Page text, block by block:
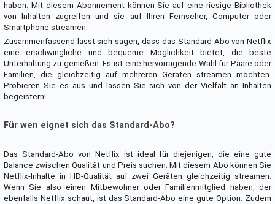
haben. Mit diesem Abonnement können Sie auf eine riesige Bibliothek
von Inhalten zugreifen und sie auf Ihren Fernseher, Computer oder
Smartphone streamen.
Zusammenfassend lässt sich sagen, dass das Standard-Abo von Netflix
eine erschwingliche und bequeme Möglichkeit bietet, die beste
Unterhaltung zu genießen. Es ist eine hervorragende Wahl für Paare oder
Familien, die gleichzeitig auf mehreren Geräten streamen möchten.
Probieren Sie es aus und lassen Sie sich von der Vielfalt an Inhalten
begeistern!
Für wen eignet sich das Standard-Abo?
Das Standard-Abo von Netflix ist ideal für diejenigen, die eine gute
Balance zwischen Qualität und Preis suchen. Mit diesem Abo können Sie
Netflix-Inhalte in HD-Qualität auf zwei Geräten gleichzeitig streamen.
Wenn Sie also einen Mitbewohner oder Familienmitglied haben, der
ebenfalls Netflix schaut, ist das Standard-Abo eine gute Option. Zudem